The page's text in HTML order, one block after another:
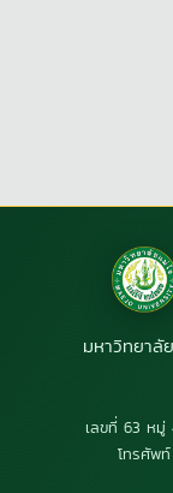
มหาวิทยาลั
เลขที่ 63 หมู่
โทรศัพ